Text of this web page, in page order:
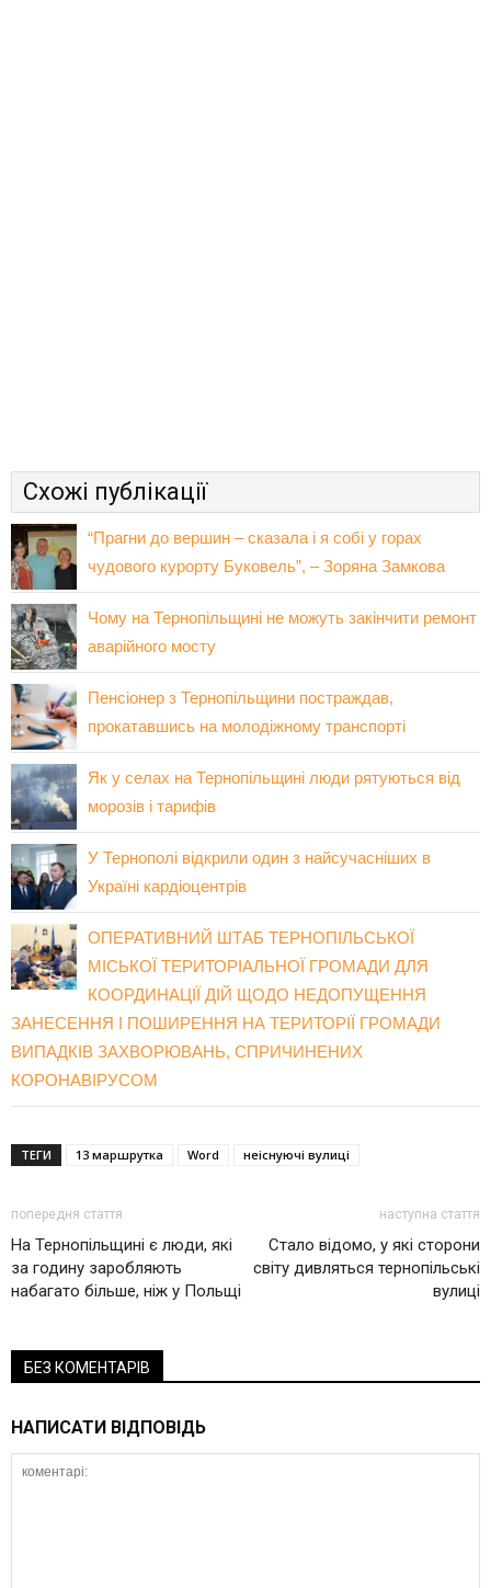
Схожі публікації
“Прагни до вершин – сказала і я собі у горах
чудового курорту Буковель”, – Зоряна Замкова
Чому на Тернопільщині не можуть закінчити ремонт
аварійного мосту
Пенсіонер з Тернопільщини постраждав,
прокатавшись на молодіжному транспорті
Як у селах на Тернопільщині люди рятуються від
морозів і тарифів
У Тернополі відкрили один з найсучасніших в
Україні кардіоцентрів
ОПЕРАТИВНИЙ ШТАБ ТЕРНОПІЛЬСЬКОЇ
МІСЬКОЇ ТЕРИТОРІАЛЬНОЇ ГРОМАДИ ДЛЯ
КООРДИНАЦІЇ ДІЙ ЩОДО НЕДОПУЩЕННЯ
ЗАНЕСЕННЯ І ПОШИРЕННЯ НА ТЕРИТОРІЇ ГРОМАДИ
ВИПАДКІВ ЗАХВОРЮВАНЬ, СПРИЧИНЕНИХ
КОРОНАВІРУСОМ
ТЕГИ 13 маршрутка Word неіснуючі вулиці
попередня стаття
На Тернопільщині є люди, які
за годину заробляють
набагато більше, ніж у Польщі
наступна стаття
Стало відомо, у які сторони
світу дивляться тернопільські
вулиці
БЕЗ КОМЕНТАРІВ
НАПИСАТИ ВІДПОВІДЬ